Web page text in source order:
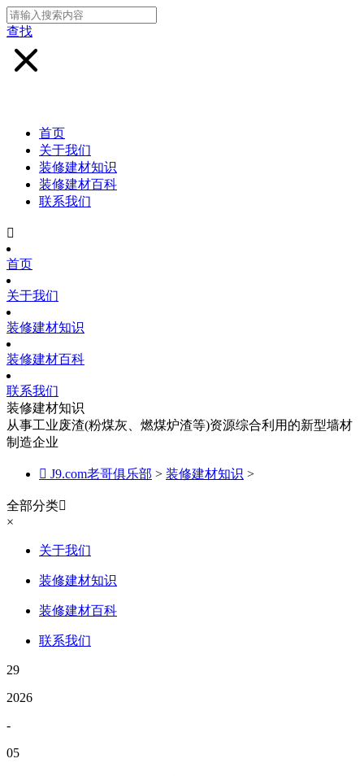
查找
首页
关于我们
装修建材知识
装修建材百科
联系我们

首页
关于我们
装修建材知识
装修建材百科
联系我们
装修建材知识
从事工业废渣(粉煤灰、燃煤炉渣等)资源综合利用的新型墙材
制造企业
 J9.com老哥俱乐部 > 装修建材知识 >
全部分类
×
关于我们
装修建材知识
装修建材百科
联系我们
29
2026
-
05